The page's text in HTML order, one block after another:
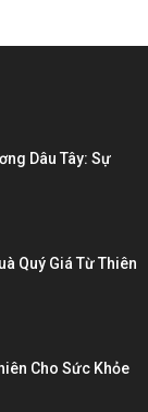
Dâu Tây: Sự
Quý Giá Từ Thiên
Cho Sức Khỏe